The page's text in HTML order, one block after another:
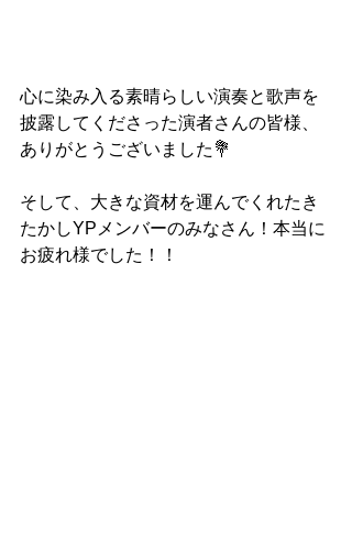
心に染み入る素晴らしい演奏と歌声を
披露してくださった演者さんの皆様、
ありがとうございました💐
そして、大きな資材を運んでくれたき
たかしYPメンバーのみなさん！本当に
お疲れ様でした！！